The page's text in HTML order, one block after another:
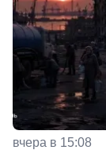
вчера в 15:08